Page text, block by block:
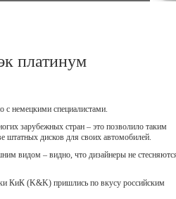
платинум
немецкими специалистами.
зарубежных стран – это позволило таким
штатных дисков для своих автомобилей.
видом – видно, что дизайнеры не
КиК (K&K) пришлись по вкусу российским